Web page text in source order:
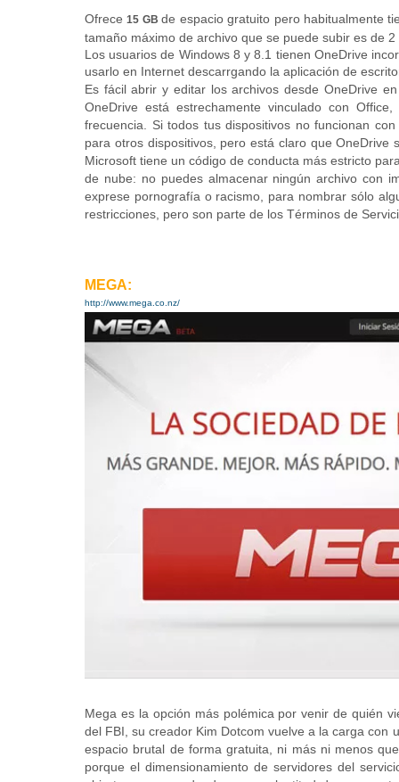
Ofrece15 GBde espacio gratuito pero habitualmente
tamaño máximo de archivo que se puede subir es de
Los usuarios de Windows 8 y 8.1 tienen OneDrive
usarlo en Internet descarrgando la aplicación de
Es fácil abrir y editar los archivos desde OneDrive
OneDrive está estrechamente vinculado con
frecuencia. Si todos tus dispositivos no funcionan
para otros dispositivos, pero está claro que
Microsoft tiene un código de conducta más estricto
de nube: no puedes almacenar ningún archivo con
exprese pornografía o racismo, para nombrar sólo
restricciones, pero son parte de los Términos de
MEGA:
http://www.mega.co.nz/
Mega es la opción más polémica por venir de quién
del FBI, su creador Kim Dotcom vuelve a la carga con
espacio brutal de forma gratuita, ni más ni menos
porque el dimensionamiento de servidores del